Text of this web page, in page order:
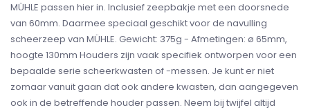
MÜHLE passen hier in. Inclusief zeepbakje met een doorsnede
van 60mm. Daarmee speciaal geschikt voor de navulling
scheerzeep van MÜHLE. Gewicht: 375g - Afmetingen: ø 65mm,
hoogte 130mm Houders zijn vaak specifiek ontworpen voor een
bepaalde serie scheerkwasten of -messen. Je kunt er niet
zomaar vanuit gaan dat ook andere kwasten, dan aangegeven
ook in de betreffende houder passen. Neem bij twijfel altijd